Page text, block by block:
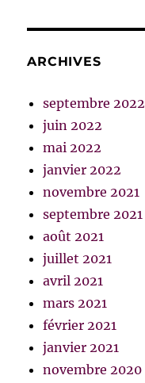
ARCHIVES
septembre 2022
juin 2022
mai 2022
janvier 2022
novembre 2021
septembre 2021
août 2021
juillet 2021
avril 2021
mars 2021
février 2021
janvier 2021
novembre 2020